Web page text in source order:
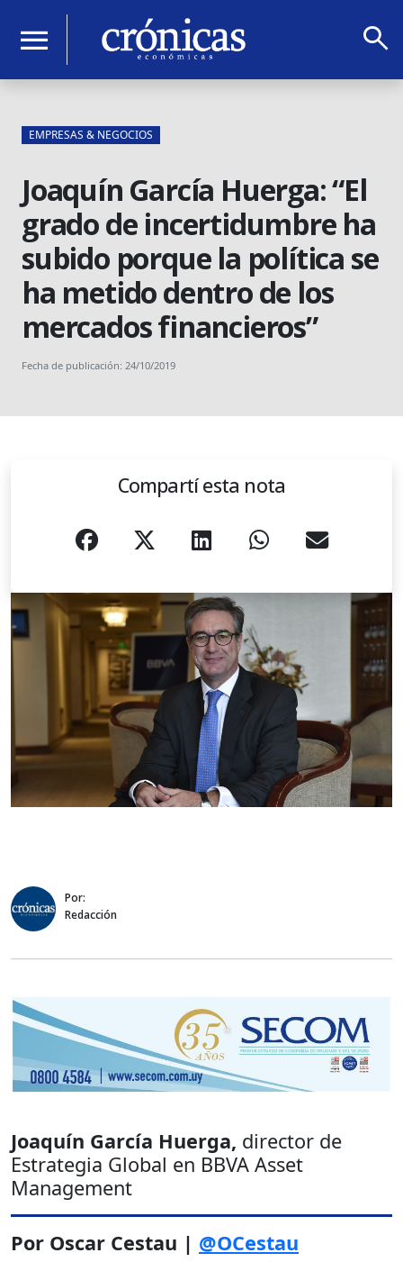
menu search
EMPRESAS & NEGOCIOS
Joaquín García Huerga: “El
grado de incertidumbre ha
subido porque la política se
ha metido dentro de los
mercados financieros”
Fecha de publicación: 24/10/2019
Compartí esta nota
Por:
Redacción
Joaquín García Huerga, director de
Estrategia Global en BBVA Asset
Management
Por Oscar Cestau | @OCestau